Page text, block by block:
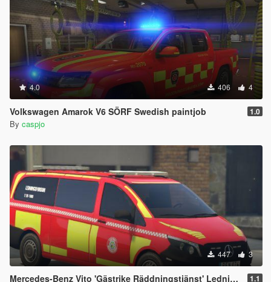
4.0 406 4
Volkswagen Amarok V6 SÖRF Swedish paintjob 1.0
By caspjo
447 3
Mercedes-Benz Vito 'Gästrike Räddningstjänst' Ledningsfordon Swedish paintjob 1.1